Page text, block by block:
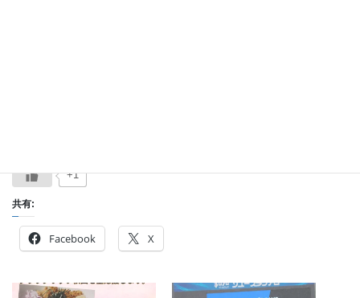
+1
共有:
Facebook X